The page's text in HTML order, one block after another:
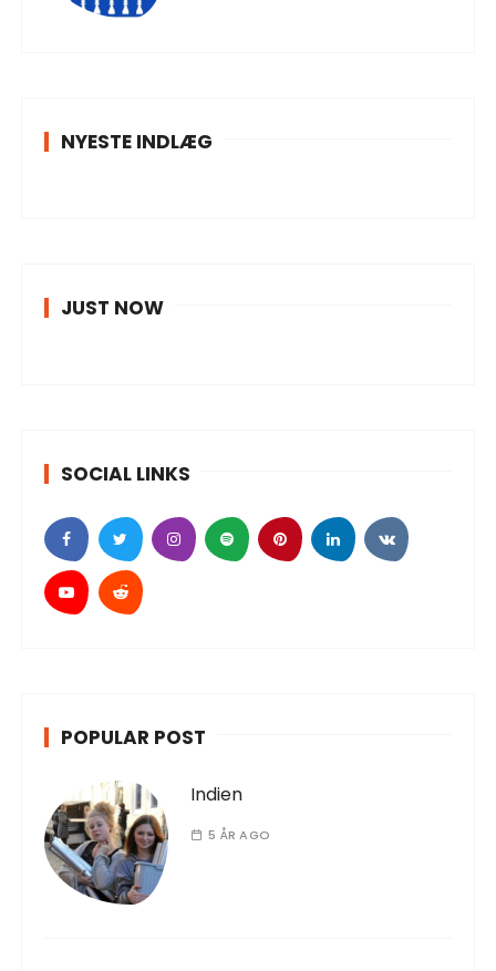
NYESTE INDLÆG
JUST NOW
SOCIAL LINKS
POPULAR POST
Indien
5 ÅR AGO